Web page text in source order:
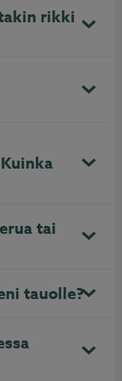
rikki
tai
tauolle?